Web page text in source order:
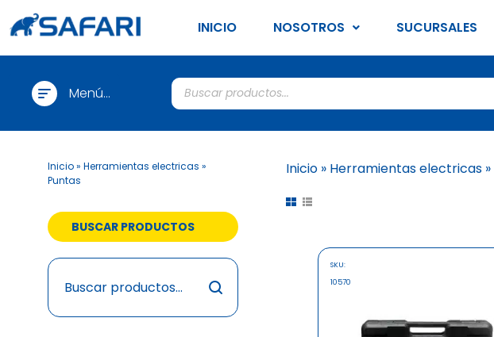
INICIO NOSOTROS SUCURSALES
Menú
Inicio » Herramientas electricas »
SKU:
10570
Inicio» Herramientas electricas »
Puntas
BUSCAR PRODUCTOS